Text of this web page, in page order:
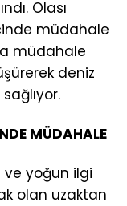
Olası
müdahale
müdahale
deniz
MÜDAHALE
ve yoğun ilgi
olan uzaktan